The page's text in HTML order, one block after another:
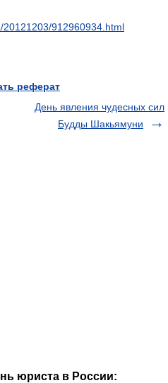
20121203/912960934.html
реферат
День явления чудесных сил
Будды Шакьямуни
юриста в России: